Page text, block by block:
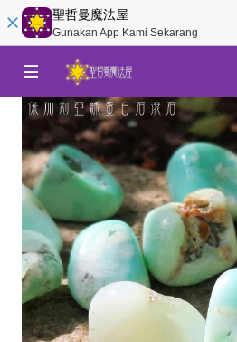
聖哲曼魔法屋
Gunakan App Kami Sekarang